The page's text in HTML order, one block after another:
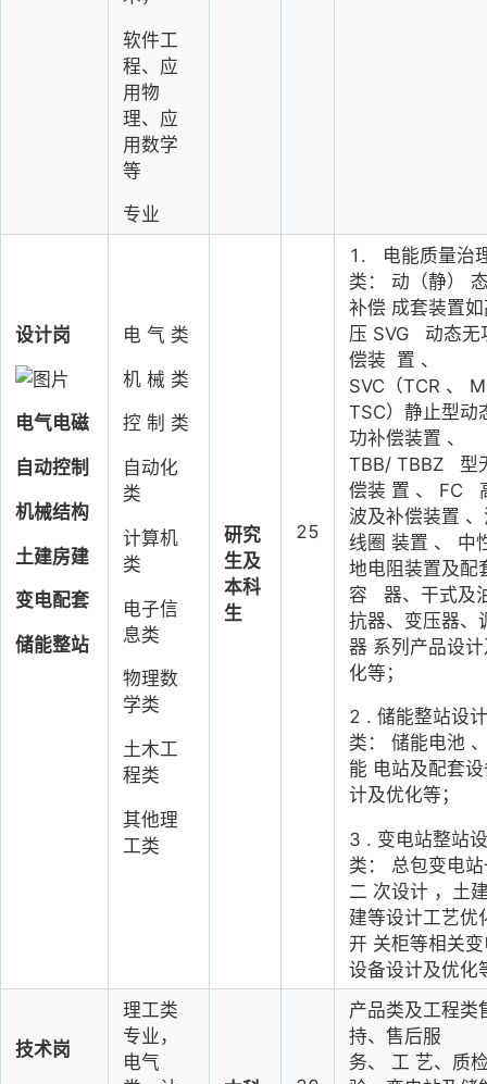
软件工
程、应
用物
理、应
用数学
等
专业
设计岗
电气电磁
自动控制
机械结构
土建房建
变电配套
储能整站
电 气 类
机 械 类
控 制 类
自动化
类
计算机
类
电子信
息类
物理数
学类
土木工
程类
其他理
工类
研究
生及
本科
生
25
1.
电能质量治
类：
动（静）
补偿 成套装置
压 SVG
动态无
偿装 置 、
SVC （TCR 、
TSC）静止型动
功补偿装置 、
TBB/ TBBZ
型
偿装 置 、 FC
波及补偿装置
线圈 装置 、
中
地电阻装置及配
容
器、干式及
抗器、变压器、
器 系列产品设
化等；
2 . 储能整站设
类：
储能电池
能 电站及配套
计及优化等；
3 . 变电站整站
类：
总包变电
二 次设计 ，土
建等设计工艺优
开 关柜等相关
设备设计及优化
技术岗
理工类
专业，
电气
产品类及工程类
持、售后服
务、
工 艺、质